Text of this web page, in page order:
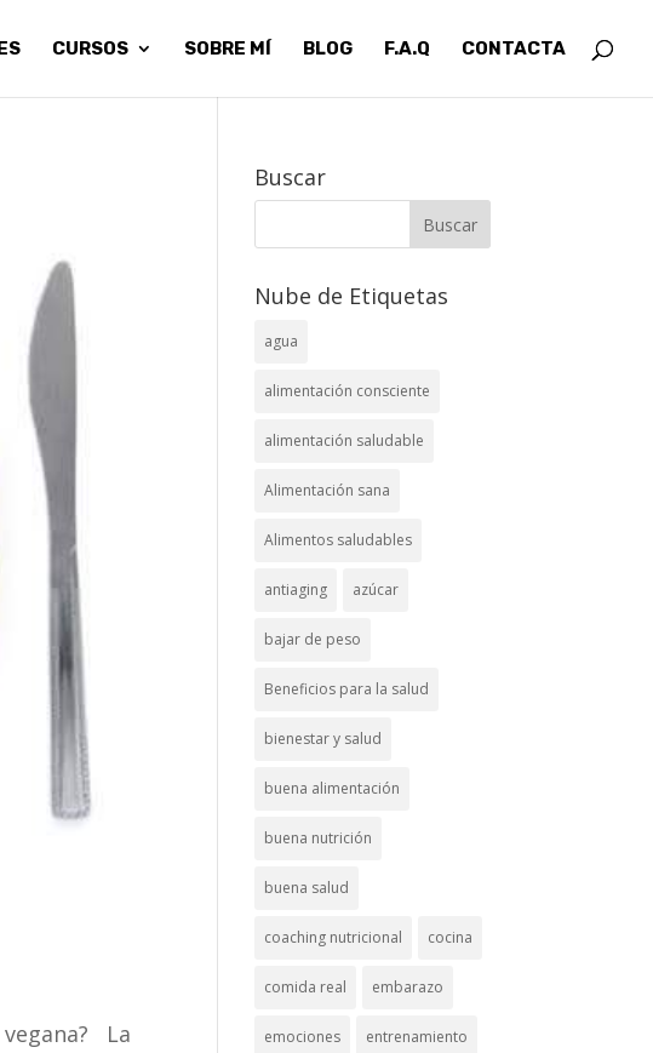
CURSOS SOBRE MÍ BLOG F.A.Q CONTACTA
vegana? La
Buscar
Nube de Etiquetas
agua
alimentación consciente
alimentación saludable
Alimentación sana
Alimentos saludables
antiaging azúcar
bajar de peso
Beneficios para la salud
bienestar y salud
buena alimentación
buena nutrición
buena salud
coaching nutricional cocina
comida real embarazo
emociones entrenamiento